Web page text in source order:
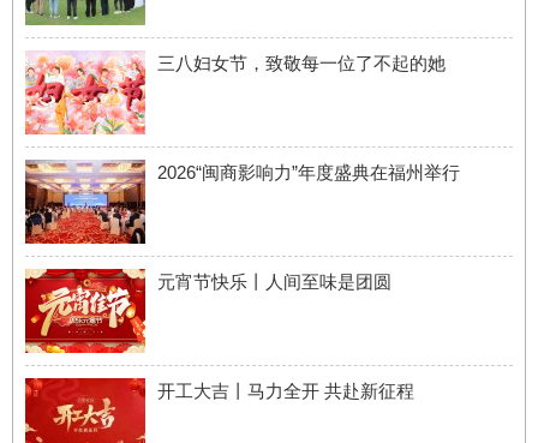
三八妇女节，致敬每一位了不起的她
2026“闽商影响力”年度盛典在福州举行
元宵节快乐丨人间至味是团圆
开工大吉丨马力全开 共赴新征程